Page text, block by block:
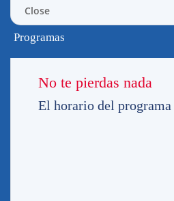
Close
Programas
No te pierdas nada
El horario del